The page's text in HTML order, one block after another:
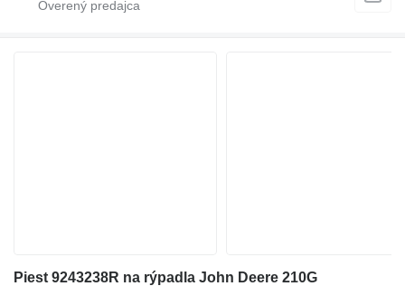
Piest 9243238R na rýpadla John Deere 210G